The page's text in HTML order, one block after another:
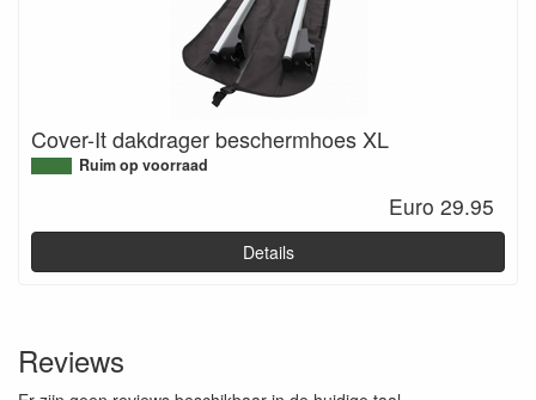
Cover-It dakdrager beschermhoes XL
Ruim op voorraad
Euro 29.95
Details
Reviews